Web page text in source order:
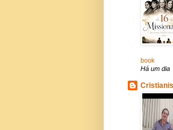
book
Há um dia